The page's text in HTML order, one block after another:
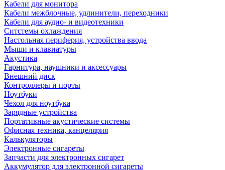
Кабели для монитора
Кабели межблочные, удлинители, переходники
Кабели для аудио- и видеотехники
Ситстемы охлаждения
Настольная периферия, устройства ввода
Мыши и клавиатуры
Акустика
Гарнитура, наушники и аксессуары
Внешний диск
Контроллеры и порты
Ноутбуки
Чехол для ноутбука
Зарядные устройства
Портативные акустические системы
Офисная техника, канцелярия
Калькуляторы
Электронные сигареты
Запчасти для электронных сигарет
Аккумулятор для электронной сигареты